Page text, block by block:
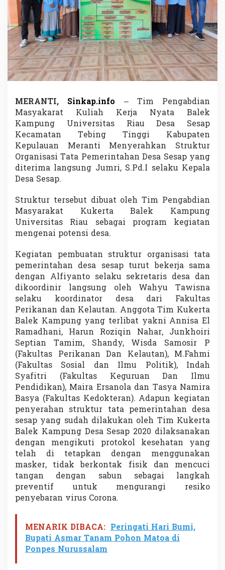
l
e
k
K
a
m
p
u
n
S
e
r
a
h
k
a
n
S
u
k
t
u
e
n
g
u
r
u
s
O
r
g
a
n
i
s
s
i
D
e
s
a
s
a
p
MERANTI, Sinkap.info – Tim Pengabdian
Masyakarat Kuliah Kerja Nyata Balek
Kampung Universitas Riau Desa Sesap
Kecamatan Tebing Tinggi Kabupaten
Kepulauan Meranti Menyerahkan Struktur
Organisasi Tata Pemerintahan Desa Sesap yang
diterima langsung Jumri, S.Pd.I selaku Kepala
Desa Sesap.
Struktur tersebut dibuat oleh Tim Pengabdian
Masyarakat Kukerta Balek Kampung
Universitas Riau sebagai program kegiatan
mengenai potensi desa.
Kegiatan pembuatan struktur organisasi tata
pemerintahan desa sesap turut bekerja sama
dengan Alfiyanto selaku sekretaris desa dan
dikoordinir langsung oleh Wahyu Tawisna
selaku koordinator desa dari Fakultas
Perikanan dan Kelautan. Anggota Tim Kukerta
Balek Kampung yang terlibat yakni Annisa El
Ramadhani, Harun Roziqin Nahar, Junkhoiri
Septian Tamim, Shandy, Wisda Samosir P
(Fakultas Perikanan Dan Kelautan), M.Fahmi
(Fakultas Sosial dan Ilmu Politik), Indah
Syafitri (Fakultas Keguruan Dan Ilmu
Pendidikan), Maira Ersanola dan Tasya Namira
Basya (Fakultas Kedokteran). Adapun kegiatan
penyerahan struktur tata pemerintahan desa
sesap yang sudah dilakukan oleh Tim Kukerta
Balek Kampung Desa Sesap 2020 dilaksanakan
dengan mengikuti protokol kesehatan yang
telah di tetapkan dengan menggunakan
masker, tidak berkontak fisik dan mencuci
tangan dengan sabun sebagai langkah
preventif untuk mengurangi resiko
penyebaran virus Corona.
MENARIK DIBACA: Peringati Hari Bumi,
Bupati Asmar Tanam Pohon Matoa di
Ponpes Nurussalam